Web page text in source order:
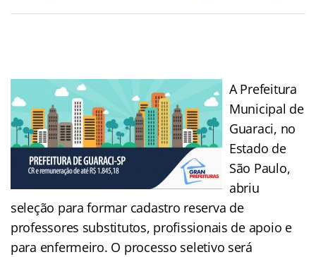
A Prefeitura
Municipal de
Guaraci, no
Estado de
São Paulo,
abriu
seleção para formar cadastro reserva de
professores substitutos, profissionais de apoio e
para enfermeiro. O processo seletivo será